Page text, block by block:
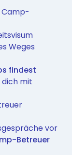
Camp-
Weges
findest
mit
vor
Betreuer